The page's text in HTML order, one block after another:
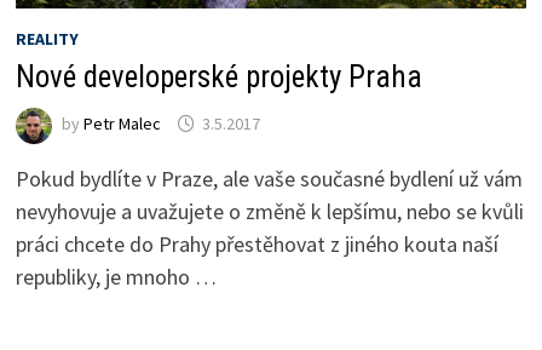
REALITY
Nové developerské projekty Praha
by Petr Malec 3.5.2017
Pokud bydlíte v Praze, ale vaše současné bydlení už vám
nevyhovuje a uvažujete o změně k lepšímu, nebo se kvůli
práci chcete do Prahy přestěhovat z jiného kouta naší
republiky, je mnoho …